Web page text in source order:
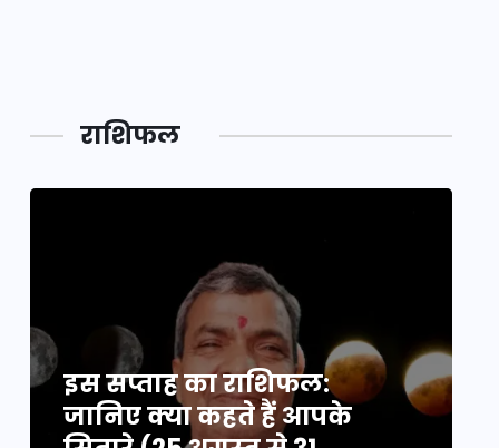
राशिफल
इस सप्ताह का राशिफल:
जानिए क्या कहते हैं आपके